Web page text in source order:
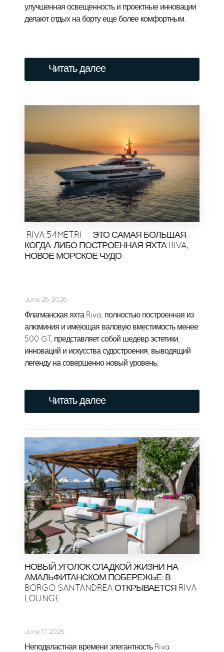
улучшенная освещенность и проектные инновации
делают отдых на борту еще более комфортным.
Читать далее
RIVA 54METRI — ЭТО САМАЯ БОЛЬШАЯ
КОГДА-ЛИБО ПОСТРОЕННАЯ ЯХТА RIVA,
НОВОЕ МОРСКОЕ ЧУДО
June 26, 2026
Флагманская яхта Riva, полностью построенная из
алюминия и имеющая валовую вместимость менее
500 GT, представляет собой шедевр эстетики,
инноваций и искусства судостроения, выводящий
легенду на совершенно новый уровень.
Читать далее
НОВЫЙ УГОЛОК СЛАДКОЙ ЖИЗНИ НА
АМАЛЬФИТАНСКОМ ПОБЕРЕЖЬЕ: В
BORGO SANTANDREA ОТКРЫВАЕТСЯ RIVA
LOUNGE
June 17, 2026
Неподвластная времени элегантность Riva